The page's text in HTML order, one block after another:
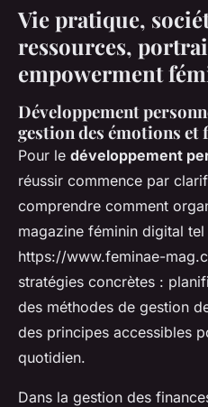
Vie pratique,
ressources,
empowerment
Développement
gestion des émotions et
Pour le développement
réussir commence par
comprendre comment
magazine féminin digital tel
https://www.feminae-
stratégies concrètes :
des méthodes de gestion
des principes accessibles
quotidien.
Dans la gestion des